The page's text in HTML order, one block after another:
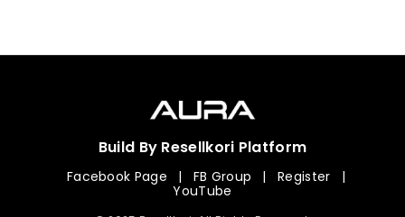
Build By Resellkori Platform
Facebook Page | FB Group | Register
|
YouTube